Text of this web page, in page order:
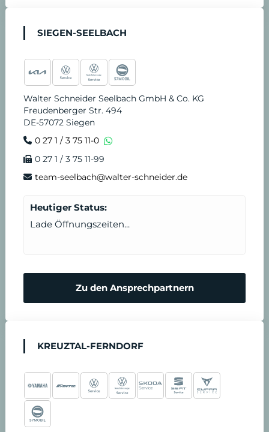
SIEGEN-SEELBACH
Walter Schneider Seelbach GmbH & Co. KG
Freudenberger Str. 494
DE-57072 Siegen
0 27 1 / 3 75 11-0
0 27 1 / 3 75 11-99
team-seelbach@walter-schneider.de
Heutiger Status:
Lade Öffnungszeiten...
Zu den Ansprechpartnern
KREUZTAL-FERNDORF